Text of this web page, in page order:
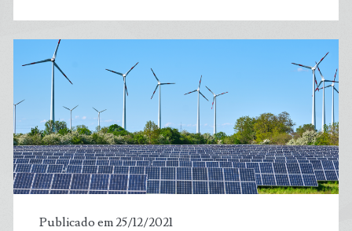
Nova
Pandemia
Publicado em 25/12/2021